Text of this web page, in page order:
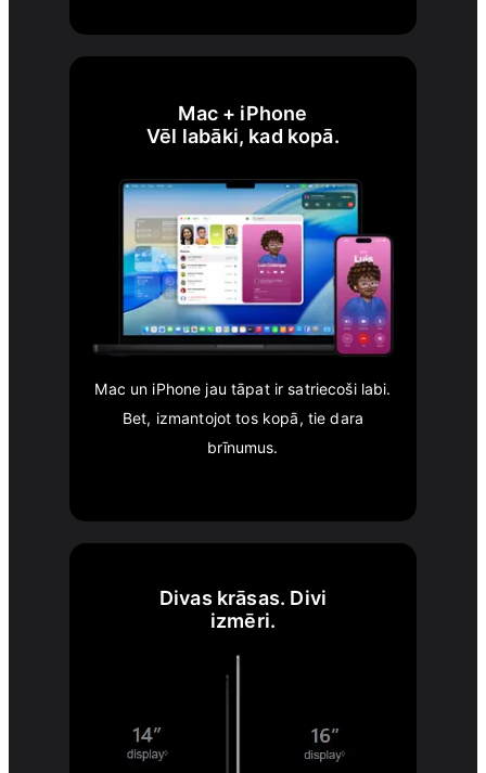
Mac + iPhone
Vēl labāki, kad kopā.
Mac un iPhone jau tāpat ir satriecoši labi.
Bet, izmantojot tos kopā, tie dara
brīnumus.
Divas krāsas. Divi
izmēri.